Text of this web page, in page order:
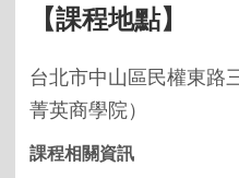
【課程地點】
台北市中山區民權東路
菁英商學院）
課程相關資訊